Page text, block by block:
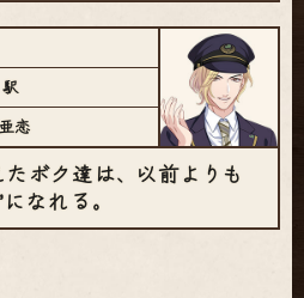
恋
ボク達は、以前よりも
なれる。